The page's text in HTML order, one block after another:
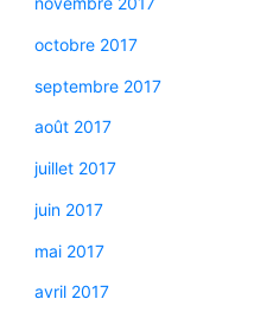
octobre 2017
septembre 2017
août 2017
juillet 2017
juin 2017
mai 2017
avril 2017